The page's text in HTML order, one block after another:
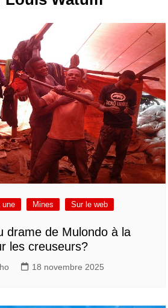
une Mines Sur le web
drame de Mulondo à la
les creuseurs?
18 novembre 2025